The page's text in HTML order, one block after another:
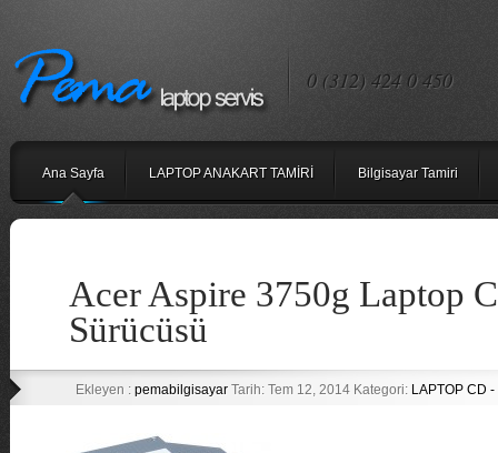
0 (312) 424 0 450
Ana Sayfa LAPTOP ANAKART TAMİRİ Bilgisayar Tamiri
Acer Aspire 3750g Laptop
Sürücüsü
Ekleyen : pemabilgisayarTarih: Tem 12, 2014 Kategori: LAPTOP CD